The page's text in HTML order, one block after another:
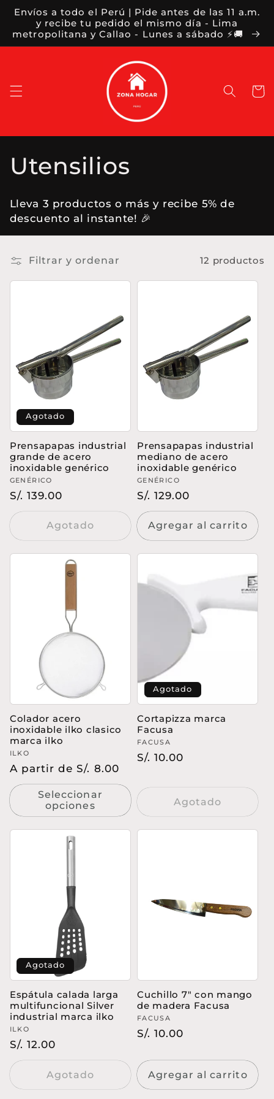
directamente
al contenido
Envíos a todo el Perú | Pide antes de las 11 a.m.
y recibe tu pedido el mismo día - Lima
metropolitana y Callao - Lunes a sábado ⚡🚚
Carrito
C
o
l
e
c
ó
Utensilios
Lleva 3 productos o más y recibe 5% de
descuento al instante! 🎉
Filtrar y ordenar 12 productos
Agotado
Prensapapas industrial
grande de acero
inoxidable genérico
Proveedor:
GENÉRICO
Precio
habitual
S/. 139.00
Agotado
Prensapapas industrial
mediano de acero
inoxidable genérico
Proveedor:
GENÉRICO
Precio
habitual
S/. 129.00
Agregar al carrito
Colador acero
inoxidable ilko clasico
marca ilko
Proveedor:
ILKO
Precio
habitual
A partir de S/. 8.00
Seleccionar
opciones
Agotado
Cortapizza marca
Facusa
Proveedor:
FACUSA
Precio
S/. 10.00
Agotado
Agotado
Espátula calada larga
multifuncional Silver
industrial marca ilko
Proveedor:
ILKO
Precio
habitual
S/. 12.00
Agotado
Cuchillo 7" con mango
de madera Facusa
Proveedor:
FACUSA
Precio
S/. 10.00
Agregar al carrito